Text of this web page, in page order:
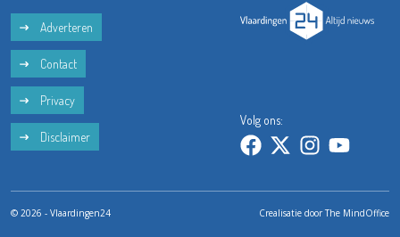
Adverteren
Contact
Privacy
Disclaimer
Volg ons:
© 2026 - Vlaardingen24 Crealisatie doorThe MindOffice